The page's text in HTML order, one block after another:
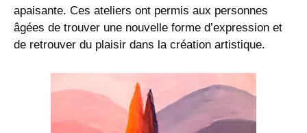
apaisante. Ces ateliers ont permis aux personnes
âgées de trouver une nouvelle forme d’expression et
de retrouver du plaisir dans la création artistique.